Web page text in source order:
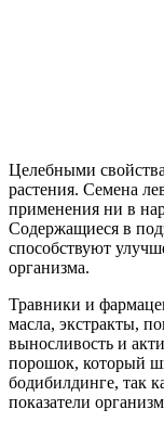
Целебными
растения. Семена
применения ни в
Содержащиеся в
способствуют
организма.
Травники и
масла, экстракты,
выносливость и
порошок, который
бодибилдинге, так
показатели